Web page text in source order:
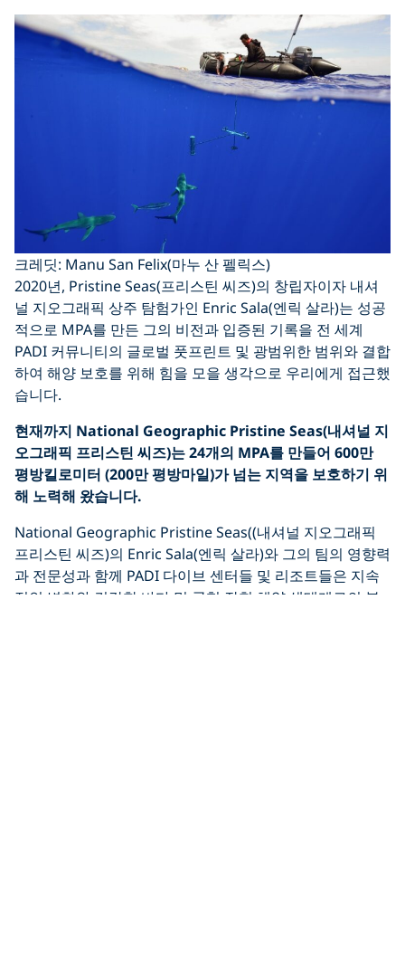
크레딧: Manu San Felix(마누 산 펠릭스)
2020년, Pristine Seas(프리스틴 씨즈)의 창립자이자 내셔
널 지오그래픽 상주 탐험가인 Enric Sala(엔릭 살라)는 성공
적으로 MPA를 만든 그의 비전과 입증된 기록을 전 세계
PADI 커뮤니티의 글로벌 풋프린트 및 광범위한 범위와 결합
하여 해양 보호를 위해 힘을 모을 생각으로 우리에게 접근했
습니다.
현재까지 National Geographic Pristine Seas(내셔널 지
오그래픽 프리스틴 씨즈)는 24개의 MPA를 만들어 600만
평방킬로미터 (200만 평방마일)가 넘는 지역을 보호하기 위
해 노력해 왔습니다.
National Geographic Pristine Seas((내셔널 지오그래픽
프리스틴 씨즈)의 Enric Sala(엔릭 살라)와 그의 팀의 영향력
과 전문성과 함께 PADI 다이브 센터들 및 리조트들은 지속
적인 변화와 건강한 바다 및 균형 잡힌 해양 생태계로의 복